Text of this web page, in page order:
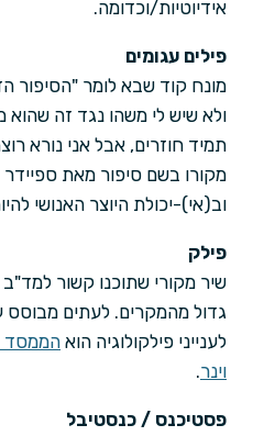
אידיוטיות/וכדומה.
פילים עגומים
מונח קוד שבא לומר "הסיפור
ולא שיש לי משהו נגד זה שהוא
תמיד חוזרים, אבל אני נורא
מקורו בשם סיפור מאת ספיידר
וב(אי)-יכולת היוצר האנושי
פילק
שיר מקורי שתוכנו קשור
גדול מהמקרים. לעתים
לענייני פילקולוגיה הוא הממסד
וינר.
פסטיכנס / כנסטיבל